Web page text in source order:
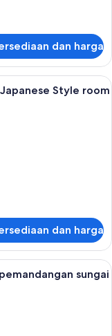
dan harga
Bebas Asap
Style room
dan harga
Bebas Asap
sungai